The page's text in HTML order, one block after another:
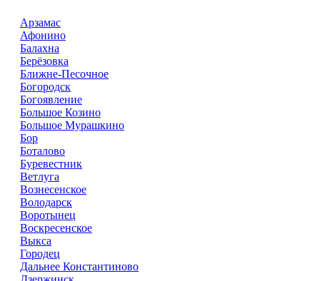
Арзамас
Афонино
Балахна
Берёзовка
Ближне-Песочное
Богородск
Богоявление
Большое Козино
Большое Мурашкино
Бор
Боталово
Буревестник
Ветлуга
Вознесенское
Володарск
Воротынец
Воскресенское
Выкса
Городец
Дальнее Константиново